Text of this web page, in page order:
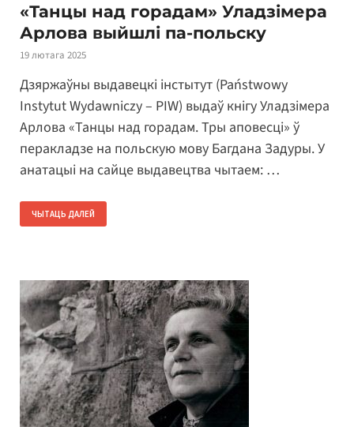
«Танцы над горадам» Уладзімера
Арлова выйшлі па-польску
19 лютага 2025
Дзяржаўны выдавецкі інстытут (Państwowy
Instytut Wydawniczy – PIW) выдаў кнігу Уладзімера
Арлова «Танцы над горадам. Тры аповесці» ў
перакладзе на польскую мову Багдана Задуры. У
анатацыі на сайце выдавецтва чытаем: …
ЧЫТАЦЬ ДАЛЕЙ